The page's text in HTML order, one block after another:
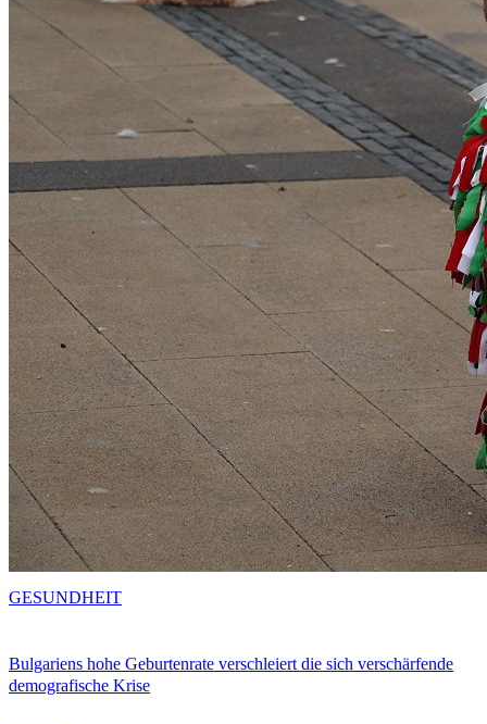
Bulgariens hohe Geburtenrate verschleiert die sich verschärfende
demografische Krise
GESUNDHEIT